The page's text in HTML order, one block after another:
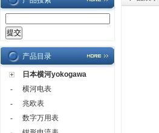
产品目录
日本横河yokogawa
-
横河电表
-
兆欧表
-
数字万用表